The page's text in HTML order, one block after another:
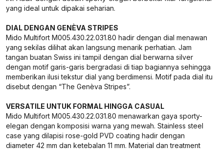
yang ideal untuk dipakai seharian.
DIAL DENGAN GENÈVA STRIPES
Mido Multifort M005.430.22.031.80 hadir dengan dial menawan
yang sekilas dilihat akan langsung menarik perhatian. Jam
tangan buatan Swiss ini tampil dengan dial berwarna silver
dengan motif garis-garis bergradasi di tiap bagiannya sehingga
memberikan ilusi tekstur dial yang berdimensi. Motif pada dial itu
disebut dengan “The Genèva Stripes”.
VERSATILE UNTUK FORMAL HINGGA CASUAL
Mido Multifort M005.430.22.031.80 menawarkan gaya sporty-
elegan dengan komposisi warna yang mewah. Stainless steel
case yang dilapisi rose-gold PVD coating hadir dengan
diameter 42 mm dan ketebalan 11 mm. Material dan treatment